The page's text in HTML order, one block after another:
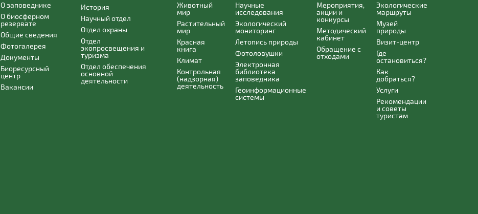
О заповеднике
О биосферном
резервате
Общие сведения
Фотогалерея
Документы
Биоресурсный
центр
Вакансии
История
Научный отдел
Отдел охраны
Отдел
экопросвещения и
туризма
Отдел обеспечения
основной
деятельности
Животный
мир
Растительный
мир
Красная
книга
Климат
Контрольная
(надзорная)
деятельность
Научные
исследования
Экологический
мониторинг
Летопись природы
Фотоловушки
Электронная
библиотека
заповедника
Геоинформационные
системы
Мероприятия,
акции и
конкурсы
Методический
кабинет
Обращение с
отходами
Экологические
маршруты
Музей
природы
Визит-центр
Где
остановиться?
Как
добраться?
Услуги
Рекомендации
и советы
туристам